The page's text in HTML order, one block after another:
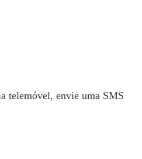
telemóvel, envie uma SMS